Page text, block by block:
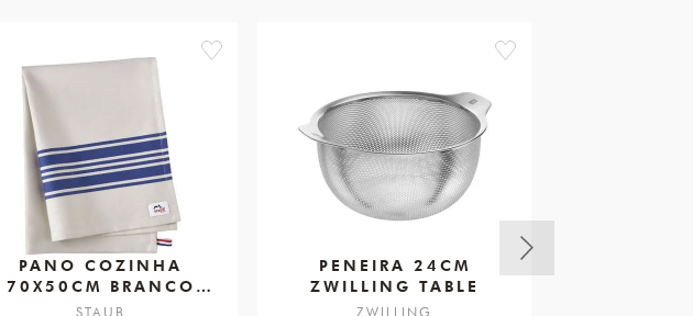
favorite
PANO COZINHA
70X50CM BRANCO
AZUL
STAUB
favorite
PENEIRA 24CM
ZWILLING TABLE
ZWILLING